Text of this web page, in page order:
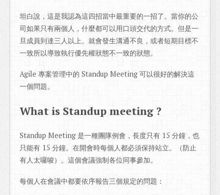
坦白說，這是我認為這四招當中最重要的一招了。當你的公
司如果只有兩個人，什麼都可以用口頭交代的方式。但是一
旦成員到達三人以上。就會發生溝通不良，或者短期目標不
一致所以導致執行優先權狀態不一致的狀態。
Agile 專案管理中的 Standup Meeting 可以很好的解決這
一個問題。
What is Standup meeting ?
Standup Meeting 是一種團隊例會，長度只有 15 分鐘，也
只能有 15 分鐘。在開會時每個人都必須保持站立。（防止
有人太囉唆）。這個會議強制各位同事參加。
每個人在會議中都要依序報告三個規定的問題：